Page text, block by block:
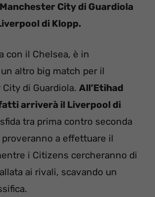
City di Guardiola
di Klopp.
con il Chelsea, è in
altro big match per il
di Guardiola. All’Etihad
arriverà il Liverpool di
tra prima contro seconda
proveranno a effettuare il
i Citizens cercheranno di
ai rivali, scavando un